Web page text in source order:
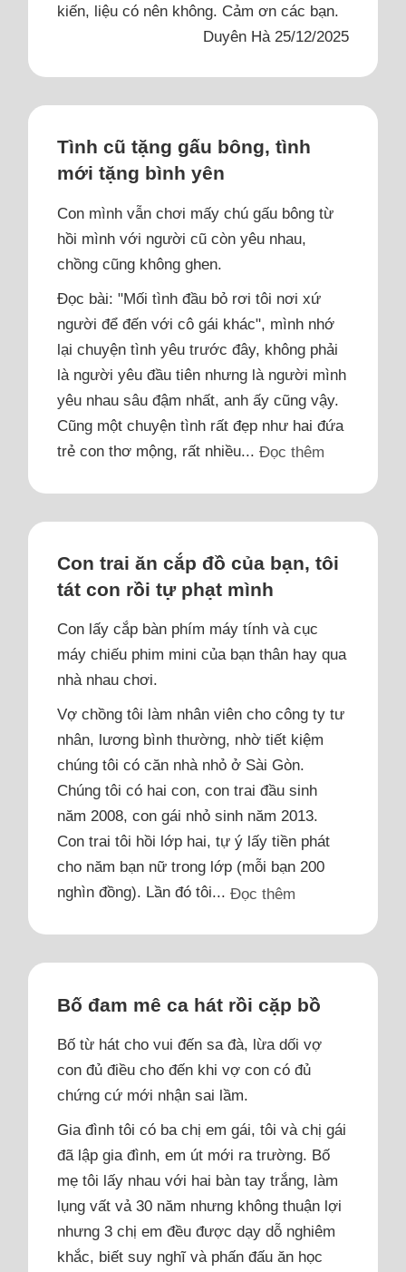
kiến, liệu có nên không. Cảm ơn các bạn.
Duyên Hà 25/12/2025
Tình cũ tặng gấu bông, tình
mới tặng bình yên
Con mình vẫn chơi mấy chú gấu bông từ
hồi mình với người cũ còn yêu nhau,
chồng cũng không ghen.
Đọc bài: "Mối tình đầu bỏ rơi tôi nơi xứ
người để đến với cô gái khác", mình nhớ
lại chuyện tình yêu trước đây, không phải
là người yêu đầu tiên nhưng là người mình
yêu nhau sâu đậm nhất, anh ấy cũng vậy.
Cũng một chuyện tình rất đẹp như hai đứa
trẻ con thơ mộng, rất nhiều... Đọc thêm
Con trai ăn cắp đồ của bạn, tôi
tát con rồi tự phạt mình
Con lấy cắp bàn phím máy tính và cục
máy chiếu phim mini của bạn thân hay qua
nhà nhau chơi.
Vợ chồng tôi làm nhân viên cho công ty tư
nhân, lương bình thường, nhờ tiết kiệm
chúng tôi có căn nhà nhỏ ở Sài Gòn.
Chúng tôi có hai con, con trai đầu sinh
năm 2008, con gái nhỏ sinh năm 2013.
Con trai tôi hồi lớp hai, tự ý lấy tiền phát
cho năm bạn nữ trong lớp (mỗi bạn 200
nghìn đồng). Lần đó tôi... Đọc thêm
Bố đam mê ca hát rồi cặp bồ
Bố từ hát cho vui đến sa đà, lừa dối vợ
con đủ điều cho đến khi vợ con có đủ
chứng cứ mới nhận sai lầm.
Gia đình tôi có ba chị em gái, tôi và chị gái
đã lập gia đình, em út mới ra trường. Bố
mẹ tôi lấy nhau với hai bàn tay trắng, làm
lụng vất vả 30 năm nhưng không thuận lợi
nhưng 3 chị em đều được dạy dỗ nghiêm
khắc, biết suy nghĩ và phấn đấu ăn học